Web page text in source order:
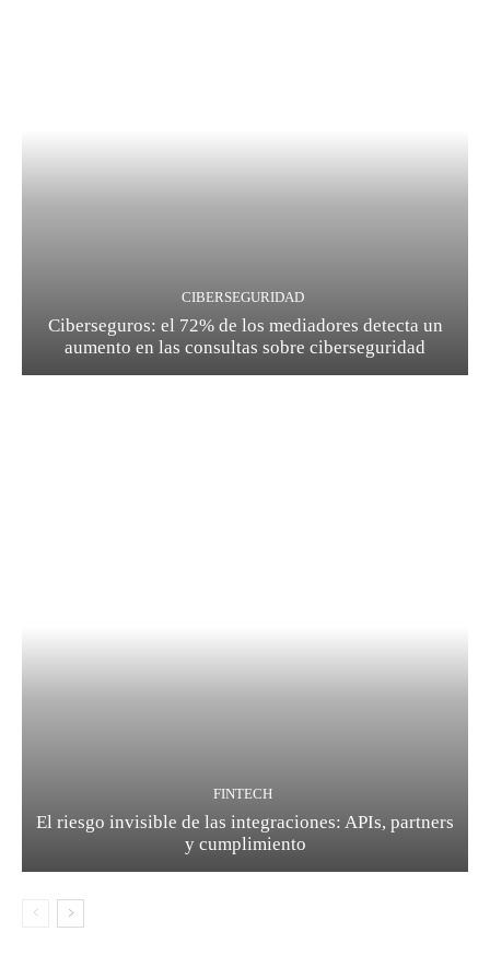
CIBERSEGURIDAD
Ciberseguros: el 72% de los mediadores detecta un
aumento en las consultas sobre ciberseguridad
FINTECH
El riesgo invisible de las integraciones: APIs, partners
y cumplimiento